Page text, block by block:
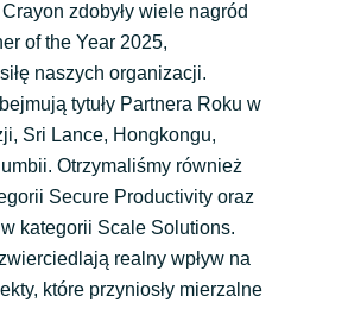
Indonesia
of Saudi Arabia
Lithuania
zdobyły wiele nagród
of the Year 2025,
naszych organizacji.
tytuły Partnera Roku w
Sri Lance, Hongkongu,
Otrzymaliśmy również
Secure Productivity oraz
kategorii Scale Solutions.
realny wpływ na
które przyniosły mierzalne